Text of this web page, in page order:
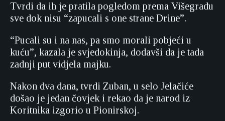
Tvrdi da ih je pratila pogledom prema Višegradu
sve dok nisu “zapucali s one strane Drine”.
“Pucali su i na nas, pa smo morali pobjeći u
kuću”, kazala je svjedokinja, dodavši da je tada
zadnji put vidjela majku.
Nakon dva dana, tvrdi Zuban, u selo Jelačiće
došao je jedan čovjek i rekao da je narod iz
Koritnika izgorio u Pionirskoj.